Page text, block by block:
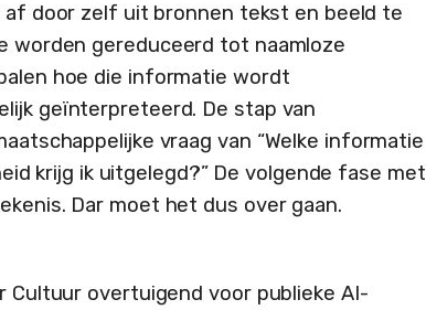
door zelf uit bronnen tekst en beeld te
worden gereduceerd tot naamloze
hoe die informatie wordt
geïnterpreteerd. De stap van
vraag van “Welke informatie
krijg ik uitgelegd?” De volgende fase met
Dar moet het dus over gaan.
Cultuur overtuigend voor publieke AI-